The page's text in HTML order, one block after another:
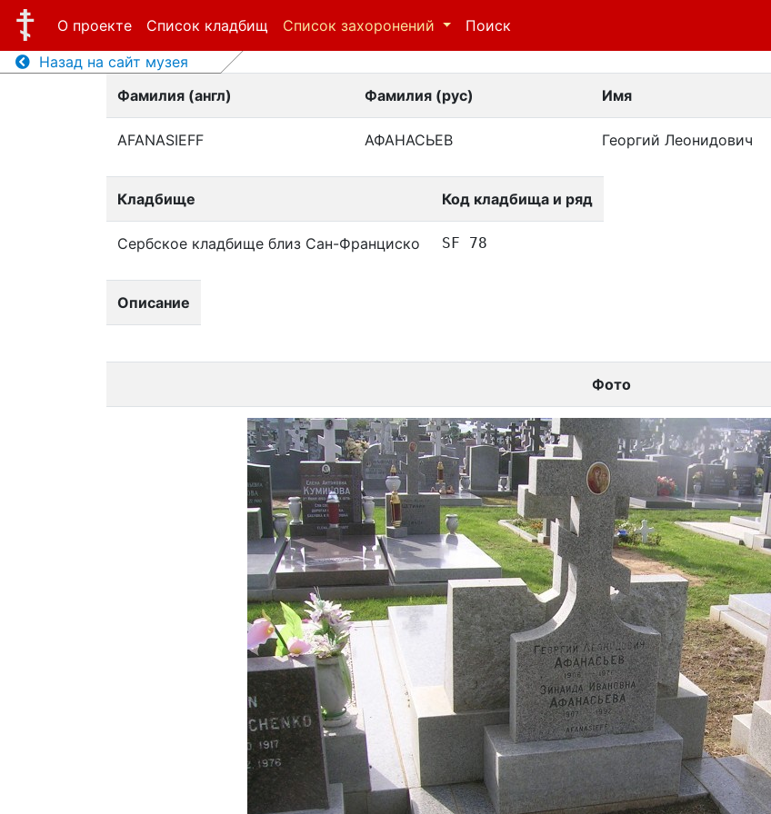
О проекте Список кладбищ Список захоронений Поиск
Назад на сайт музея
Фамилия (англ)
Фамилия (рус) Имя
AFANASIEFF АФАНАСЬЕВ Георгий Леонидович
Кладбище Код кладбища и ряд
Сербское кладбище близ Сан-Франциско SF 78
Описание
Фото